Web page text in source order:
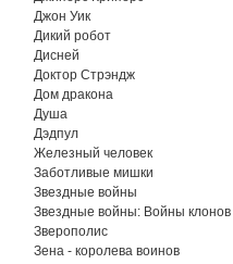
Джон Уик
Дикий робот
Дисней
Доктор Стрэндж
Дом дракона
Душа
Дэдпул
Железный человек
Заботливые мишки
Звездные войны
Звездные войны: Войны клонов
Зверополис
Зена - королева воинов